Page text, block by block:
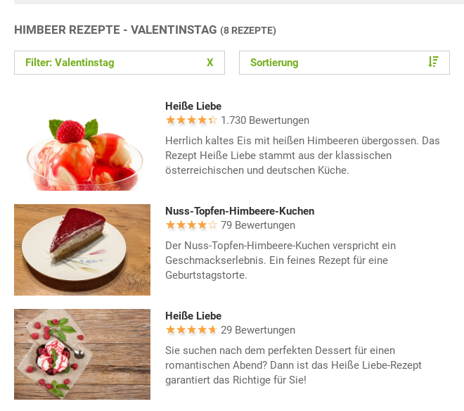
HIMBEER REZEPTE - VALENTINSTAG (8 REZEPTE)
Filter: Valentinstag X Sortierung
Heiße Liebe
1.730 Bewertungen
Herrlich kaltes Eis mit heißen Himbeeren übergossen. Das
Rezept Heiße Liebe stammt aus der klassischen
österreichischen und deutschen Küche.
Nuss-Topfen-Himbeere-Kuchen
79 Bewertungen
Der Nuss-Topfen-Himbeere-Kuchen verspricht ein
Geschmackserlebnis. Ein feines Rezept für eine
Geburtstagstorte.
Heiße Liebe
29 Bewertungen
Sie suchen nach dem perfekten Dessert für einen
romantischen Abend? Dann ist das Heiße Liebe-Rezept
garantiert das Richtige für Sie!